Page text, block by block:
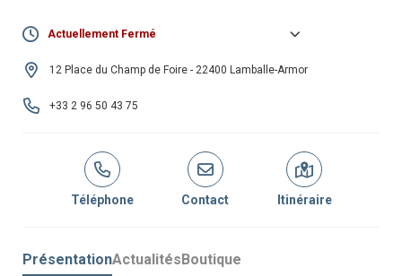
Actuellement Fermé
Lundi :
09h30 -
• 14h00 -
Mercredi : • 14h00 -
19h00
Jeudi : • 14h00 -
Vendredi :
09h30 -
• 14h00 -
19h00
12 Place du Champ de Foire - 22400 Lamballe-Armor
+33 2 96 50 43 75
Téléphone Contact Itinéraire
PrésentationActualitésBoutique